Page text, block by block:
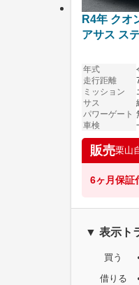
R4年 クオ
アサス ス
年式
走行距離
ミッション
サス
パワーゲート
車検
販売栗山
6ヶ月保証
▼ 表示ト
買う
借りる